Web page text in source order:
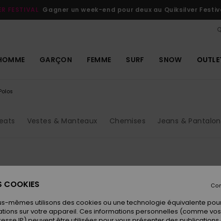
Participer
GARÇON FEMME SURF SNOW
Vestes & Manteaux Chemises Jeans &
COOKIES
mêmes utilisons des cookies ou une technologie équivalente
sur votre appareil. Ces informations personnelles (comme